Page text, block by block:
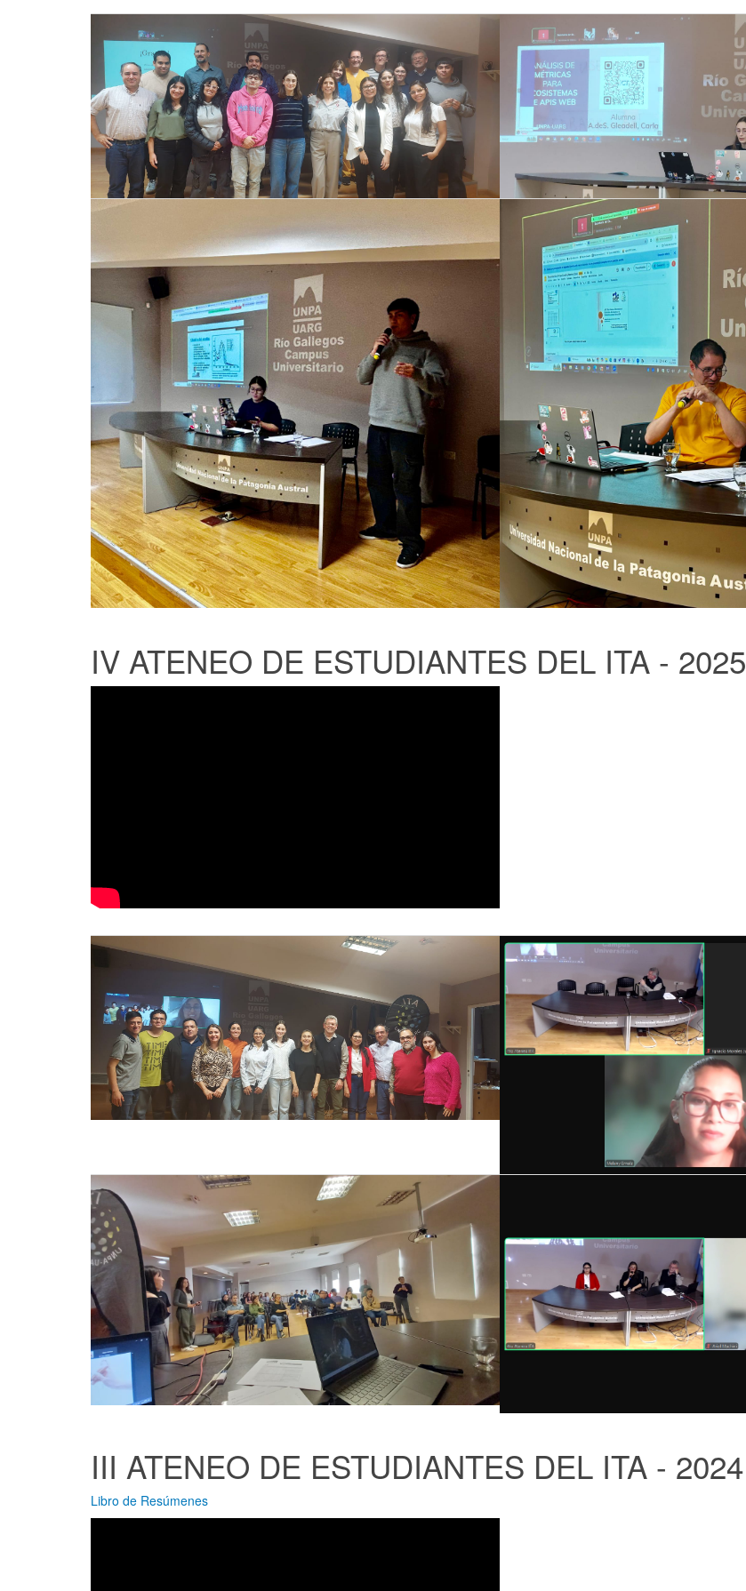
IV ATENEO DE ESTUDIANTES DEL ITA - 2025
III ATENEO DE ESTUDIANTES DEL ITA - 2024
Libro de Resúmenes